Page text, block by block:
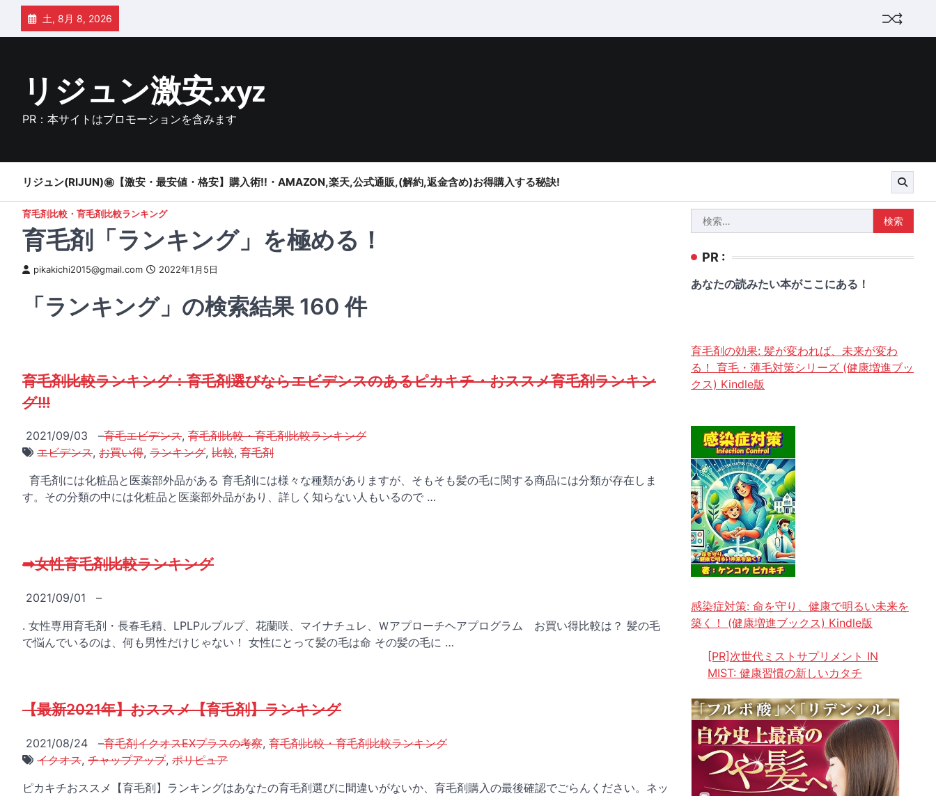
Skip
content
土, 8月 8, 2026
リジュン激安.xyz
PR：本サイトはプロモーションを含みます
リジュン(RIJUN)㊙【激安・最安値・格安】購入術!!・AMAZON,楽天,公式通販,(解約,返金含め)お得購入する秘訣!
育毛剤比較・育毛剤比較ランキング
育毛剤「ランキング」を極める！
pikakichi2015@gmail.com 2022年1月5日
「ランキング」の検索結果 160 件
育毛剤比較ランキング：育毛剤選びならエビデンスのあるピカキチ・おススメ育毛剤ランキン
グ!!!
2021/09/03 –育毛エビデンス, 育毛剤比較・育毛剤比較ランキング
エビデンス, お買い得, ランキング, 比較, 育毛剤
育毛剤には化粧品と医薬部外品がある 育毛剤には様々な種類がありますが、そもそも髪の毛に関する商品には分類が存在しま
す。その分類の中には化粧品と医薬部外品があり、詳しく知らない人もいるので …
➡女性育毛剤比較ランキング
2021/09/01
–
. 女性専用育毛剤・長春毛精、LPLPルプルプ、花蘭咲、マイナチュレ、Ｗアプローチヘアプログラム お買い得比較は？ 髪の毛
で悩んでいるのは、何も男性だけじゃない！ 女性にとって髪の毛は命 その髪の毛に …
【最新2021年】おススメ【育毛剤】ランキング
2021/08/24 –育毛剤イクオスEXプラスの考察, 育毛剤比較・育毛剤比較ランキング
イクオス, チャップアップ, ポリピュア
ピカキチおススメ【育毛剤】ランキングはあなたの育毛剤選びに間違いがないか、育毛剤購入の最後確認でごらんください。ネッ
索:
PR :
あなたの読みたい本がここにある！
育毛剤の効果: 髪が変われば、未来が変わ
る！ 育毛・薄毛対策シリーズ (健康増進ブッ
クス) Kindle版
感染症対策: 命を守り、健康で明るい未来を
築く！ (健康増進ブックス) Kindle版
[PR]次世代ミストサプリメント IN
MIST: 健康習慣の新しいカタチ